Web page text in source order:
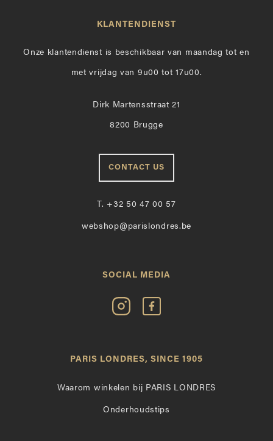
KLANTENDIENST
Onze klantendienst is beschikbaar van maandag tot en
met vrijdag van 9u00 tot 17u00.
Dirk Martensstraat 21
8200 Brugge
CONTACT US
T. +32 50 47 00 57
webshop@parislondres.be
SOCIAL MEDIA
Volg
Paris
Instagram
Vind
op
PARIS LONDRES, SINCE 1905
Waarom winkelen bij PARIS LONDRES
Onderhoudstips